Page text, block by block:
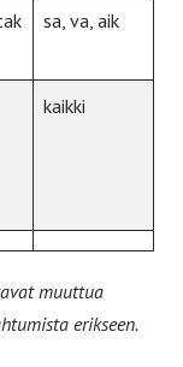
sa, va, aik
kaikki
muuttua
erikseen.